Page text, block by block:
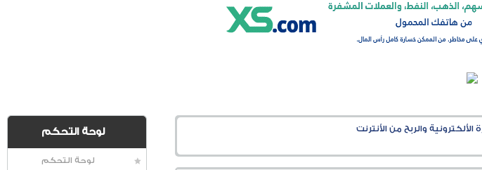
لوحة التحكم
لوحة التحكم
الألكترونية والربح من الأنترنت